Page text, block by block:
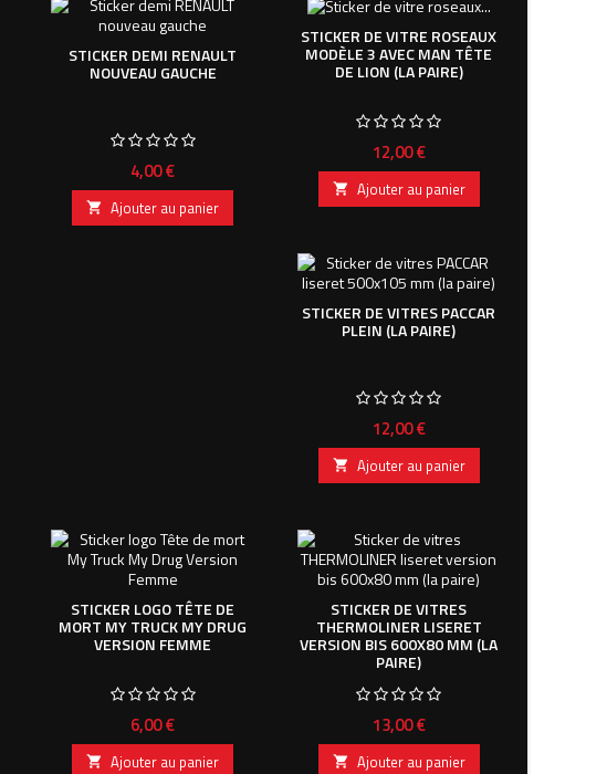
STICKER DEMI RENAULT
NOUVEAU GAUCHE
Prix
4,00 €
 Ajouter au panier
STICKER DE VITRE ROSEAUX
MODÈLE 3 AVEC MAN TÊTE
DE LION (LA PAIRE)
Prix
12,00 €
 Ajouter au panier
STICKER DE VITRES PACCAR
PLEIN (LA PAIRE)
Prix
12,00 €
 Ajouter au panier
STICKER LOGO TÊTE DE
MORT MY TRUCK MY DRUG
VERSION FEMME
Prix
6,00 €
 Ajouter au panier
STICKER DE VITRES
THERMOLINER LISERET
VERSION BIS 600X80 MM (LA
PAIRE)
Prix
13,00 €
 Ajouter au panier